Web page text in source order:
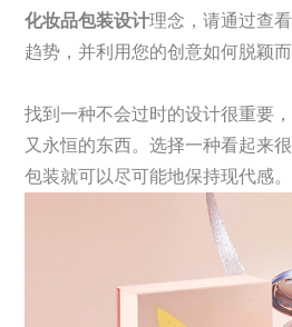
化妆品包装设计理念，请通过查
趋势，并利用您的创意如何脱颖而
找到一种不会过时的设计很重要
又永恒的东西。选择一种看起来
包装就可以尽可能地保持现代感。